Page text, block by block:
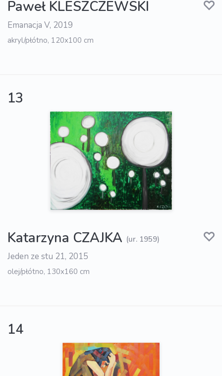
Paweł KLESZCZEWSKI
Emanacja V, 2019
akryl/płótno, 120x100 cm
13
Katarzyna CZAJKA (ur. 1959)
Jeden ze stu 21, 2015
olej/płótno, 130x160 cm
14